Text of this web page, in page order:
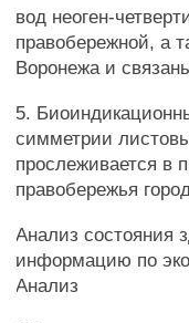
вод неоген-
правобережной, а
Воронежа и
5.
симметрии
прослеживается в
правобережья
Анализ состояния
информацию по
Анализ